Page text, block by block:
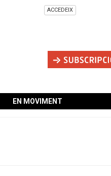
ACCEDEIX
EN MOVIMENT